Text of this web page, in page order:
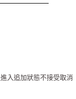
入追加狀態不接受取消